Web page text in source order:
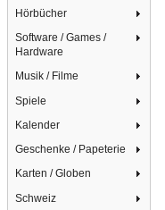
Hörbücher
Software / Games /
Hardware
Musik / Filme
Spiele
Kalender
Geschenke / Papeterie
Karten / Globen
Schweiz